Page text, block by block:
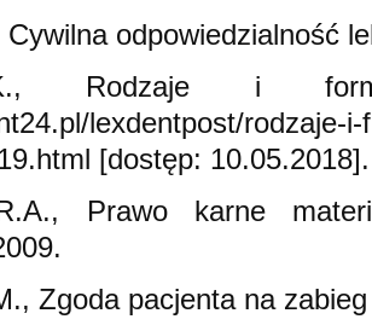
odpowiedzialność
Rodzaje i
lexdentpost/rodzaje-
[dostęp: 10.05.2018].
Prawo karne
Zgoda pacjenta na